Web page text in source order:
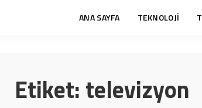
ANA SAYFA TEKNOLOJİ
Etiket:televizyon